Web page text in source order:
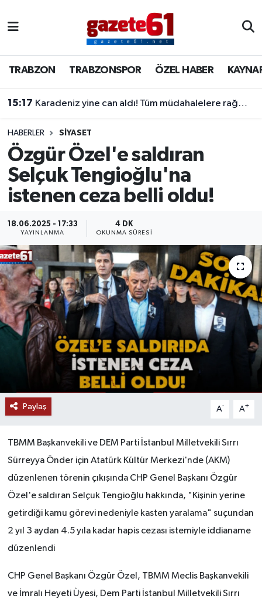
TRABZON TRABZONSPOR ÖZEL HABER
15:17 Karadeniz yine can aldı! Tüm müdahalelere rağmen kurtarılamadı
HABERLER SİYASET
Özgür Özel'e saldıran
Selçuk Tengioğlu'na
istenen ceza belli oldu!
18.06.2025 - 17:33
YAYINLANMA
4 DK
OKUNMA SÜRESI
Paylaş A- A+
TBMM Başkanvekili ve DEM Parti İstanbul Milletvekili Sırrı
Sürreyya Önder için Atatürk Kültür Merkezi'nde (AKM)
düzenlenen törenin çıkışında CHP Genel Başkanı Özgür
Özel'e saldıran Selçuk Tengioğlu hakkında, "Kişinin yerine
getirdiği kamu görevi nedeniyle kasten yaralama" suçundan
2 yıl 3 aydan 4.5 yıla kadar hapis cezası istemiyle iddianame
düzenlendi
CHP Genel Başkanı Özgür Özel, TBMM Meclis Başkanvekili
ve İmralı Heyeti Üyesi, Dem Parti İstanbul Milletvekili Sırrı
TRABZONSPOR
ÖZEL HABER
KAYNAR KAZAN
SİYASET
GÜNDEM
Trabzon Nöbetçi Eczaneler
Trabzon Hava Durumu
Trabzon Namaz Vakitleri
Trabzon Trafik Yoğunluk Haritası
Süper Lig Puan Durumu ve Fikstür
Tüm Manşetler
Son Dakika Haberleri
Haber Arşivi